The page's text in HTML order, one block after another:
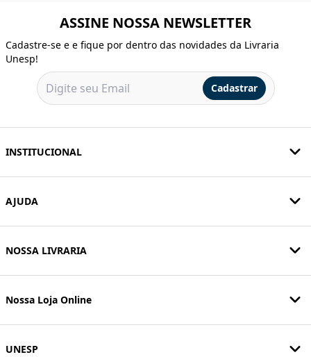
ASSINE NOSSA NEWSLETTER
Cadastre-se e e fique por dentro das novidades da Livraria
Unesp!
Cadastrar
INSTITUCIONAL
AJUDA
NOSSA LIVRARIA
Nossa Loja Online
UNESP